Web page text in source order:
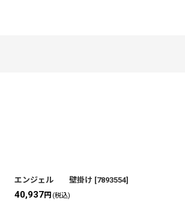
絞り込む
エンジェル 壁掛け [7893554]
40,937円 (税込)